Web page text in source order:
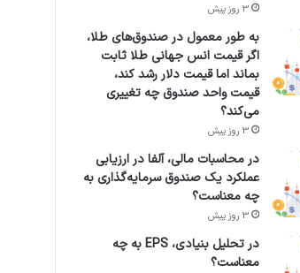
3 روز پیش
به طور معمول در صندوق‌های طلا،
اگر قیمت انس جهانی طلا ثابت
بماند اما قیمت دلار رشد کند،
قیمت واحد صندوق چه تغییری
می‌کند؟
3 روز پیش
در محاسبات مالی، آلفا در ارزیابی
عملکرد یک صندوق سرمایه‌گذاری به
چه معناست؟
3 روز پیش
در تحلیل بنیادی، EPS به چه
معناست؟